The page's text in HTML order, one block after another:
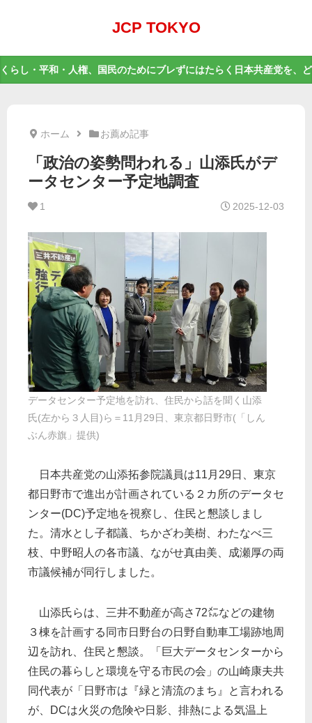
JCP TOKYO
くらし・平和・人権、国民のためにブレずにはたらく日本共産党を、
ホーム お薦め記事
「政治の姿勢問われる」山添氏がデ
ータセンター予定地調査
1 2025-12-03
データセンター予定地を訪れ、住民から話を聞く山添
氏(左から３人目)ら＝11月29日、東京都日野市(「しん
ぶん赤旗」提供)
日本共産党の山添拓参院議員は11月29日、東京
都日野市で進出が計画されている２カ所のデータセ
ンター(DC)予定地を視察し、住民と懇談しまし
た。清水とし子都議、ちかざわ美樹、わたなべ三
枝、中野昭人の各市議、ながせ真由美、成瀬厚の両
市議候補が同行しました。
山添氏らは、三井不動産が高さ72㍍などの建物
３棟を計画する同市日野台の日野自動車工場跡地周
辺を訪れ、住民と懇談。「巨大データセンターから
住民の暮らしと環境を守る市民の会」の山崎康夫共
同代表が「日野市は『緑と清流のまち』と言われる
が、DCは火災の危険や日影、排熱による気温上